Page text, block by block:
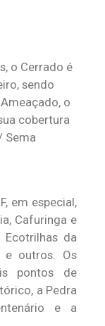
o Cerrado é
sendo
o
cobertura
Sema
em especial,
Cafuringa e
Ecotrilhas da
e outros. Os
pontos de
a Pedra
e a